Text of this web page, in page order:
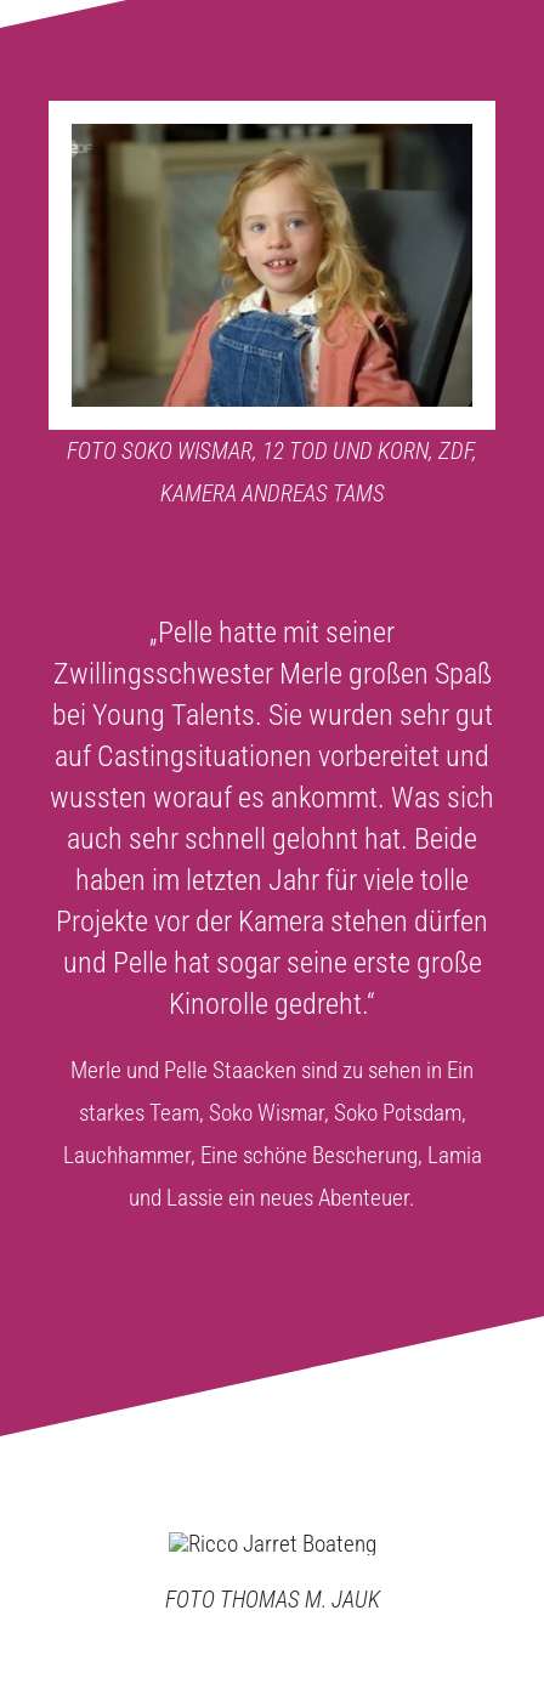
„Pelle hatte mit seiner
Zwillingsschwester Merle großen Spaß
bei Young Talents. Sie wurden sehr gut
auf Castingsituationen vorbereitet und
wussten worauf es ankommt. Was sich
auch sehr schnell gelohnt hat. Beide
haben im letzten Jahr für viele tolle
Projekte vor der Kamera stehen dürfen
und Pelle hat sogar seine erste große
Kinorolle gedreht.“
Merle und Pelle Staacken sind zu sehen in Ein
starkes Team, Soko Wismar, Soko Potsdam,
Lauchhammer, Eine schöne Bescherung, Lamia
und Lassie ein neues Abenteuer.
FOTO SOKO WISMAR, 12 TOD UND KORN, ZDF,
KAMERA ANDREAS TAMS
FOTO THOMAS M. JAUK